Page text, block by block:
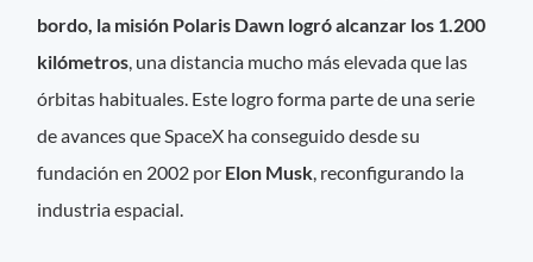
bordo, la misión Polaris Dawn logró alcanzar los 1.200
kilómetros, una distancia mucho más elevada que las
órbitas habituales. Este logro forma parte de una serie
de avances que SpaceX ha conseguido desde su
fundación en 2002 por Elon Musk, reconfigurando la
industria espacial.